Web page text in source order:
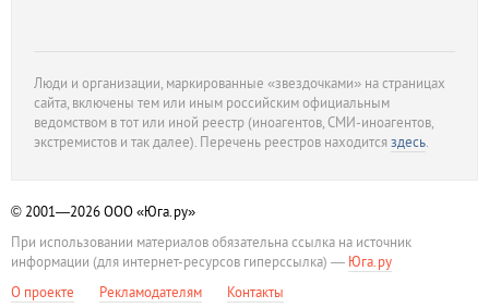
Люди и организации, маркированные «звездочками» на страницах
сайта, включены тем или иным российским официальным
ведомством в тот или иной реестр (иноагентов, СМИ-иноагентов,
экстремистов и так далее). Перечень реестров находитсяздесь.
© 2001—2026ООО «Юга.ру»
При использовании материалов обязательна ссылка на источник
информации (для интернет-ресурсов гиперссылка) — Юга.ру
О проекте
Рекламодателям Контакты